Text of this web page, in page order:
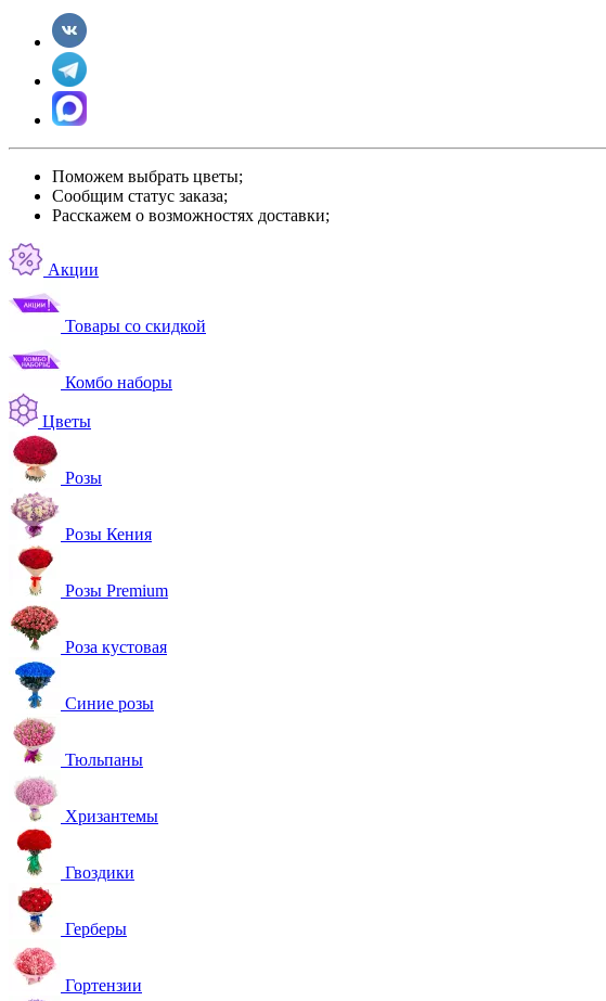
Поможем выбрать цветы;
Сообщим статус заказа;
Расскажем о возможностях доставки;
Акции
Товары со скидкой
Комбо наборы
Цветы
Розы
Розы Кения
Розы Premium
Роза кустовая
Синие розы
Тюльпаны
Хризантемы
Гвоздики
Герберы
Гортензии